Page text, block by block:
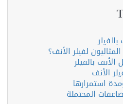
لفيلر الأنف؟
بالفيلر
الأنف
استمرارها
المحتملة